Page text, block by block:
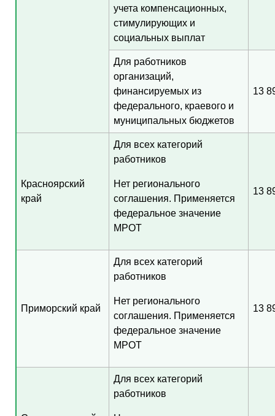
учета компенсационных,
стимулирующих и
социальных выплат
Для работников
организаций,
финансируемых из
федерального, краевого и
муниципальных бюджетов
13
Красноярский
край
Для всех категорий
работников
Нет регионального
соглашения. Применяется
федеральное значение
МРОТ
13
Приморский край
Для всех категорий
работников
Нет регионального
соглашения. Применяется
федеральное значение
МРОТ
13
Для всех категорий
работников